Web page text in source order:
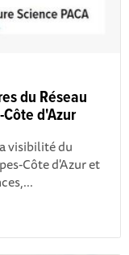
du Réseau
d'Azur
visibilité du
Côte d'Azur et